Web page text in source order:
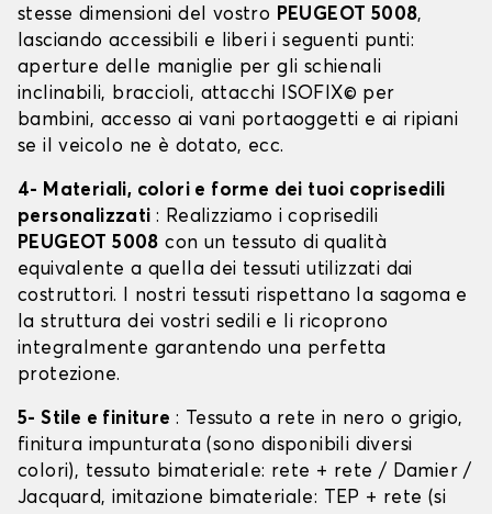
stesse dimensioni del vostro PEUGEOT 5008,
lasciando accessibili e liberi i seguenti punti:
aperture delle maniglie per gli schienali
inclinabili, braccioli, attacchi ISOFIX© per
bambini, accesso ai vani portaoggetti e ai ripiani
se il veicolo ne è dotato, ecc.
4- Materiali, colori e forme dei tuoi coprisedili
personalizzati: Realizziamo i coprisedili
PEUGEOT 5008 con un tessuto di qualità
equivalente a quella dei tessuti utilizzati dai
costruttori. I nostri tessuti rispettano la sagoma e
la struttura dei vostri sedili e li ricoprono
integralmente garantendo una perfetta
protezione.
5- Stile e finiture : Tessuto a rete in nero o grigio,
finitura impunturata (sono disponibili diversi
colori), tessuto bimateriale: rete + rete / Damier /
Jacquard, imitazione bimateriale: TEP + rete (si